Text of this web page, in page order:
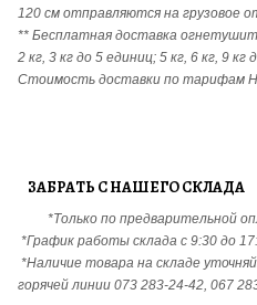
120 см отправляются на грузовое
** Бесплатная доставка
2 кг, 3 кг до 5 единиц; 5 кг, 6 кг, 9 кг
Стоимость доставки по тарифам
ЗАБРАТЬ С НАШЕГО СКЛАДА
*Только по предварительной
*График работы склада с 9:30 до
*Наличие товара на складе
горячей линии 073 283-24-42, 067